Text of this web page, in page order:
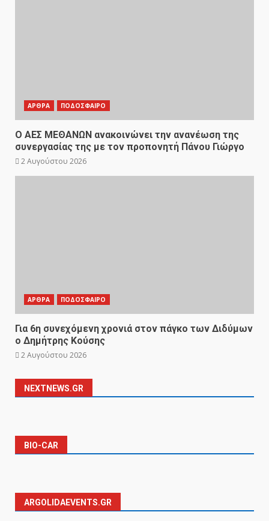
ΑΡΘΡΑ ΠΟΔΟΣΦΑΙΡΟ
Ο ΑΕΣ ΜΕΘΑΝΩΝ ανακοινώνει την ανανέωση της
συνεργασίας της με τον προπονητή Πάνου Γιώργο
2 Αυγούστου 2026
ΑΡΘΡΑ ΠΟΔΟΣΦΑΙΡΟ
Για 6η συνεχόμενη χρονιά στον πάγκο των Διδύμων
ο Δημήτρης Κούσης
2 Αυγούστου 2026
NEXTNEWS.GR
BIO-CAR
ARGOLIDAEVENTS.GR